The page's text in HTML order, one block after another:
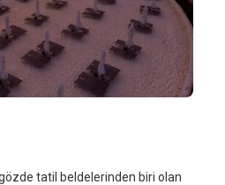
tatil beldelerinden biri olan